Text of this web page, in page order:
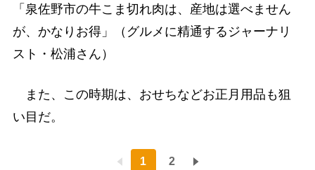
「泉佐野市の牛こま切れ肉は、産地は選べません
が、かなりお得」（グルメに精通するジャーナリ
スト・松浦さん）
また、この時期は、おせちなどお正月用品も狙
い目だ。
1 2